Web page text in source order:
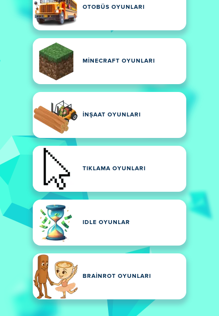
OTOBÜS OYUNLARI
MINECRAFT OYUNLARI
İNŞAAT OYUNLARI
TIKLAMA OYUNLARI
IDLE OYUNLAR
BRAINROT OYUNLARI